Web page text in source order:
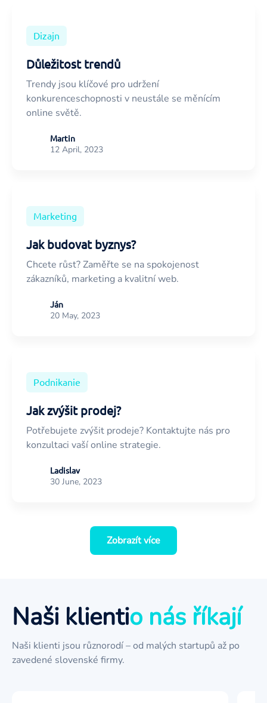
Dizajn
Důležitost trendů
Trendy jsou klíčové pro udržení
konkurenceschopnosti v neustále se měnícím
online světě.
Martin
12 April, 2023
Marketing
Jak budovat byznys?
Chcete růst? Zaměřte se na spokojenost
zákazníků, marketing a kvalitní web.
Ján
20 May, 2023
Podnikanie
Jak zvýšit prodej?
Potřebujete zvýšit prodeje? Kontaktujte nás pro
konzultaci vaší online strategie.
Ladislav
30 June, 2023
Zobrazít více
Naši klientio nás říkají
Naši klienti jsou různorodí – od malých startupů až po
zavedené slovenské firmy.